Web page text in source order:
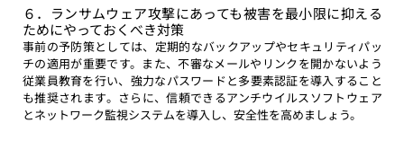
６．ランサムウェア攻撃にあっても被害を最小限に抑える
ためにやっておくべき対策
事前の予防策としては、定期的なバックアップやセキュリティパッ
チの適用が重要です。また、不審なメールやリンクを開かないよう
従業員教育を行い、強力なパスワードと多要素認証を導入すること
も推奨されます。さらに、信頼できるアンチウイルスソフトウェア
とネットワーク監視システムを導入し、安全性を高めましょう。